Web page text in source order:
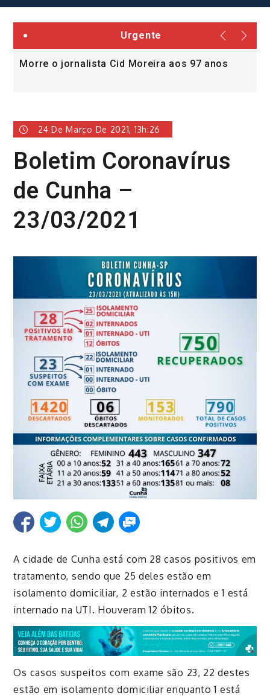
Urgente
Morre o jornalista Cid Moreira aos 97 anos
24 De Março De 2021, 13h:26
Boletim Coronavírus
de Cunha –
23/03/2021
A cidade de Cunha está com 28 casos positivos em
tratamento, sendo que 25 deles estão em
isolamento domiciliar, 2 estão internados e 1 está
internado na UTI. Houveram 12 óbitos.
Os casos suspeitos com exame são 23, 22 destes
estão em isolamento domiciliar enquanto 1 está